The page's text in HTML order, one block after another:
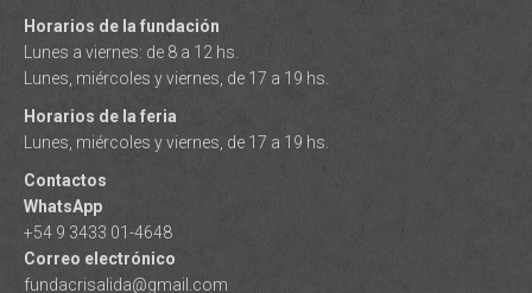
Horarios de la fundación
Lunes a viernes: de 8 a 12 hs.
Lunes, miércoles y viernes, de 17 a 19 hs.
Horarios de la feria
Lunes, miércoles y viernes, de 17 a 19 hs.
Contactos
WhatsApp
+54 9 3433 01-4648
Correo electrónico
fundacrisalida@gmail.com